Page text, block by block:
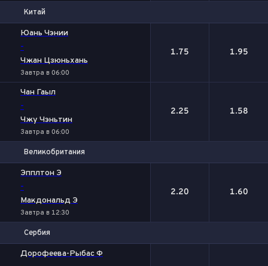
Китай
Юань Чэнии
-
Чжан Цзюньхань
Завтра в 06:00
1.75 1.95
Чан Гаыл
-
Чжу Чэньтин
Завтра в 06:00
2.25 1.58
Великобритания
Эпплтон Э
-
Макдональд Э
Завтра в 12:30
2.20 1.60
Сербия
Дорофеева-Рыбас Ф